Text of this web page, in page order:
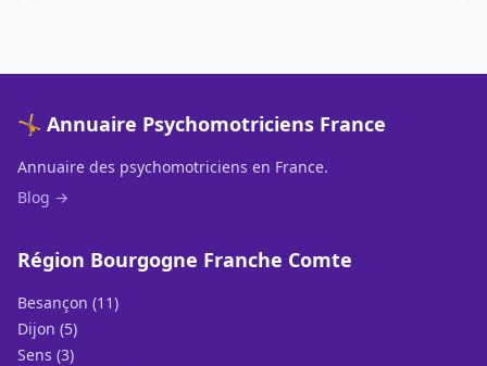
🤸 Annuaire Psychomotriciens France
Annuaire des psychomotriciens en France.
Blog →
Région Bourgogne Franche Comte
Besançon (11)
Dijon (5)
Sens (3)